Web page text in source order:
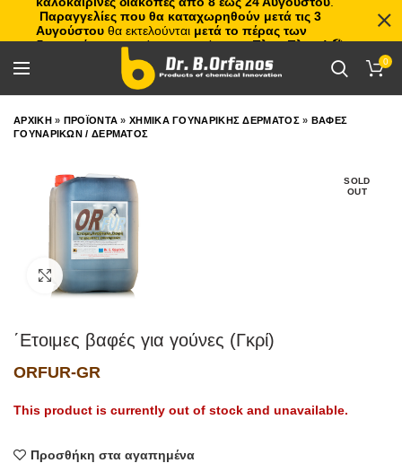
0
ΑΡΧΙΚΗ» ΠΡΟΪΟΝΤΑ »ΧΗΜΙΚΑ ΓΟΥΝΑΡΙΚΗΣ ΔΕΡΜΑΤΟΣ » ΒΑΦΕΣ
ΓΟΥΝΑΡΙΚΩΝ / ΔΕΡΜΑΤΟΣ
SOLD
OUT
Click to enlarge
΄Ετοιμες βαφές για γούνες (Γκρί)
ORFUR-GR
This product is currently out of stock and unavailable.
Προσθήκη στα αγαπημένα
Παραγγελίες που θα καταχωρηθούν μετά τις 3
Αυγούστου θα εκτελούνται μετά το πέρας των
διακοπών, με σειρά προτεραιότητας.Πλιτς Πλατς!🏖️🌊